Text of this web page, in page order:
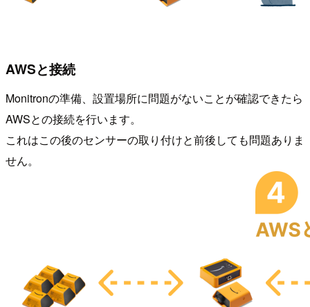
AWSと接続
Monitronの準備、設置場所に問題がないことが確認できたら
AWSとの接続を行います。
これはこの後のセンサーの取り付けと前後しても問題ありま
せん。